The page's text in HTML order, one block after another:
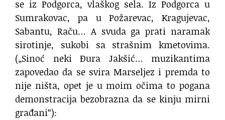
se iz Podgorca, vlaškog sela. Iz Podgorca u
Sumrakovac, pa u Požarevac, Kragujevac,
Sabantu, Raču… A svuda ga prati naramak
sirotinje, sukobi sa strašnim kmetovima.
(„Sinoć neki Đura Jakšić… muzikantima
zapovedao da se svira Marseljez i premda to
nije ništa, opet je u moim očima to pogana
demonstracija bezobrazna da se kinju mirni
građani“):